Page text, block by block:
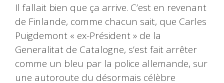
Il fallait bien que ça arrive. C’est en revenant
de Finlande, comme chacun sait, que Carles
Puigdemont « ex-Président » de la
Generalitat de Catalogne, s’est fait arrêter
comme un bleu par la police allemande, sur
une autoroute du désormais célèbre